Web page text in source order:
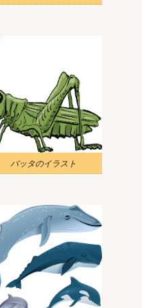
バッタのイラスト